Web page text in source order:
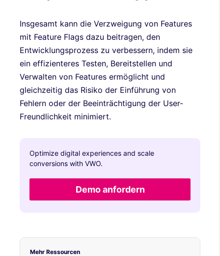
Insgesamt kann die Verzweigung von Features
mit Feature Flags dazu beitragen, den
Entwicklungsprozess zu verbessern, indem sie
ein effizienteres Testen, Bereitstellen und
Verwalten von Features ermöglicht und
gleichzeitig das Risiko der Einführung von
Fehlern oder der Beeinträchtigung der User-
Freundlichkeit minimiert.
Optimize digital experiences and scale
conversions with VWO.
Demo anfordern
Mehr Ressourcen